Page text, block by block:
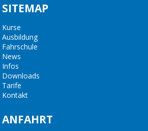
SITEMAP
Kurse
Ausbildung
Fahrschule
News
Infos
Downloads
Tarife
Kontakt
ANFAHRT